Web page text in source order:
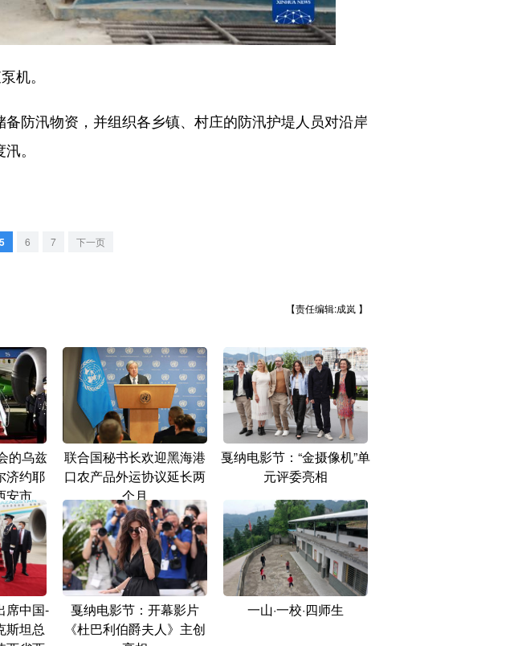
机。
汛物资，并组织各乡镇、村庄的防汛护堤人员对沿岸
。
5 6 7 下一页
【责任编辑:成岚 】
的乌兹
济约耶
安市
联合国秘书长欢迎黑海港
口农产品外运协议延长两
个月
戛纳电影节：“金摄像机”单
元评委亮相
席中国-
斯坦总
戛纳电影节：开幕影片
《杜巴利伯爵夫人》主创
一山·一校·四师生